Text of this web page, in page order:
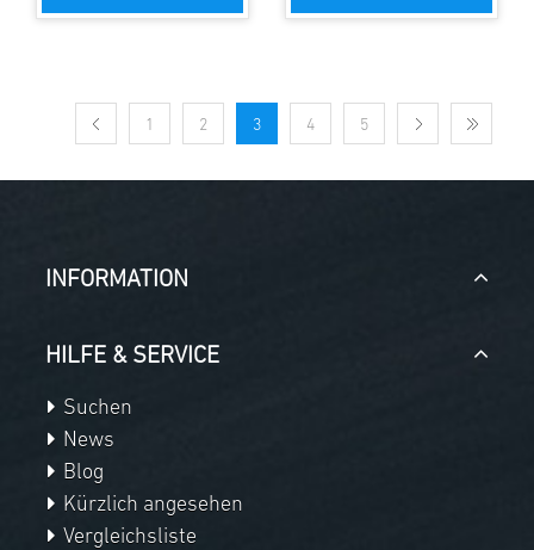
1 2 3 4 5
INFORMATION
HILFE & SERVICE
Suchen
News
Blog
Kürzlich angesehen
Vergleichsliste